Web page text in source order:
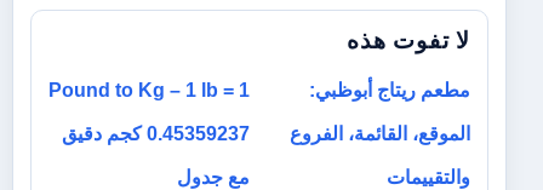
لا تفوت هذه
مطعم ريتاج أبوظبي:
الموقع، القائمة، الفروع
والتقييمات
1 Pound to Kg – 1 lb =
0.45359237 كجم دقيق
مع جدول